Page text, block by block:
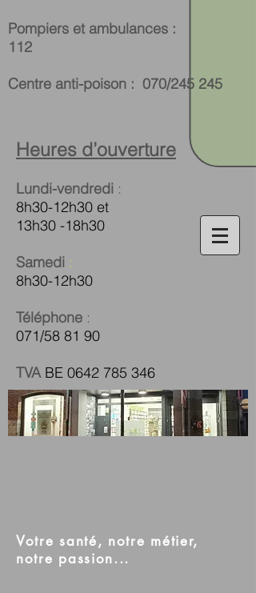
Pompiers et ambulances :
112
Centre anti-poison : 070/245 245
Heures d’ouverture
Lundi-vendredi :
8h30-12h30 et
13h30 -18h30
Samedi :
8h30-12h30
Téléphone :
071/58 81 90
TVA BE 0642 785 346
Votre santé, notre métier,
notre passion...